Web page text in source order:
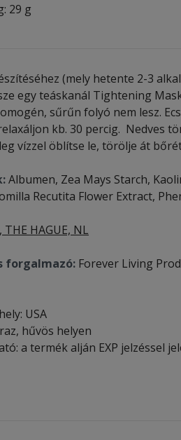
29 g
(mely hetente 2-3
egy teáskanál Tightening
sűrűn folyó nem lesz.
kb. 30 percig. Nedves
vízzel öblítse le, törölje át
Albumen, Zea Mays Starch,
Recutita Flower Extract,
THE HAGUE, NL
forgalmazó: Forever Living
USA
hűvös helyen
a termék alján EXP jelzéssel